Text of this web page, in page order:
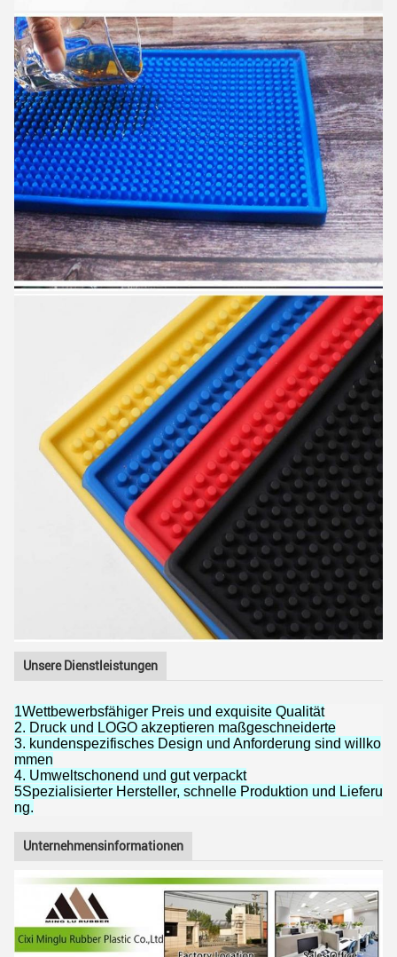
Unsere Dienstleistungen
1Wettbewerbsfähiger Preis und exquisite Qualität
2. Druck und LOGO akzeptieren maßgeschneiderte
3. kundenspezifisches Design und Anforderung sind willko
mmen
4. Umweltschonend und gut verpackt
5Spezialisierter Hersteller, schnelle Produktion und Lieferu
ng.
Unternehmensinformationen